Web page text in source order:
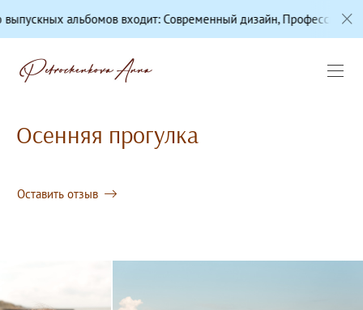
альбомов входит: Современный дизайн, Профессиональная
Осенняя прогулка
Оставить отзыв